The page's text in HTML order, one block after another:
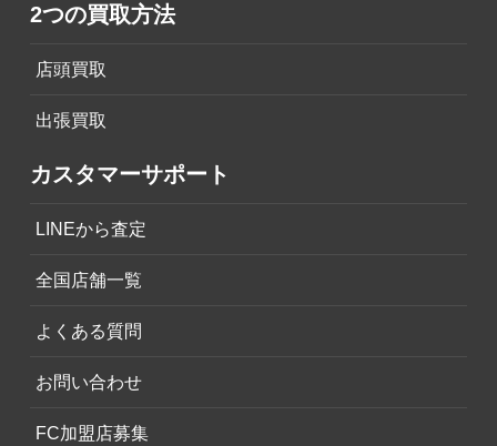
2つの買取方法
店頭買取
出張買取
カスタマーサポート
LINEから査定
全国店舗一覧
よくある質問
お問い合わせ
FC加盟店募集